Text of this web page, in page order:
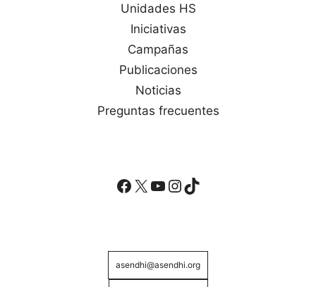
Unidades HS
Iniciativas
Campañas
Publicaciones
Noticias
Preguntas frecuentes
Facebook
X YouTube
Instagram
TikTok
asendhi@asendhi.org